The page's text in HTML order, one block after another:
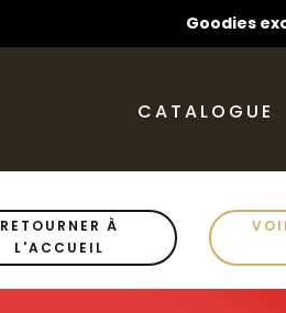
Goodies
CATALOGUE
RETOURNER À
L'ACCUEIL